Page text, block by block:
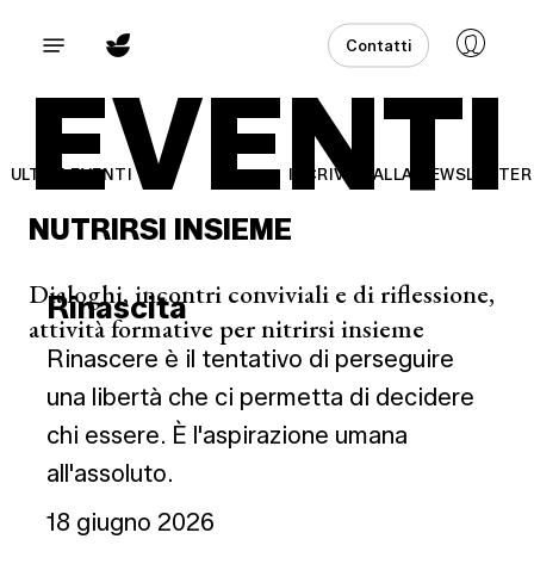
content
Menu Contatti
EVENTI
NUTRIRSI INSIEME
Dialoghi, incontri conviviali e di riflessione,
attività formative per nitrirsi insieme
ULTIMI EVENTI ISCRIVITI ALLA NEWSLETTER
Rinascita
Rinascere è il tentativo di perseguire
una libertà che ci permetta di decidere
chi essere. È l'aspirazione umana
all'assoluto.
18 giugno 2026